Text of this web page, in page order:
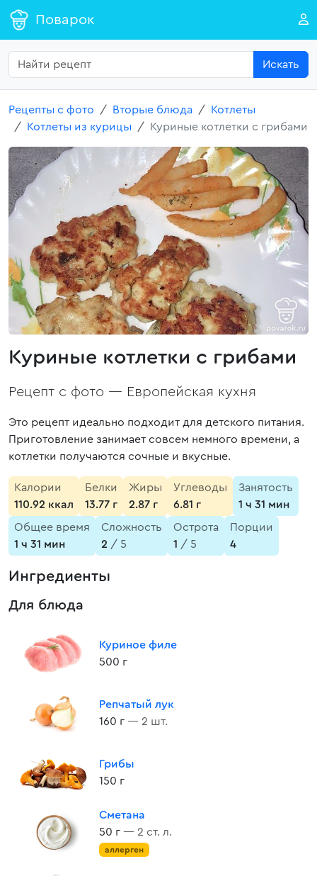
Поварок
Искать
Рецепты с фото Вторые блюда
Котлеты
Котлеты из курицы
Куриные котлетки с грибами
Куриные котлетки с грибами
Рецепт с фото — Европейская кухня
Это рецепт идеально подходит для детского питания.
Приготовление занимает совсем немного времени, а
котлетки получаются сочные и вкусные.
Калории
110.92 ккал
Белки
13.77 г
Жиры
2.87 г
Углеводы
6.81 г
Занятость
1 ч 31 мин
Общее время
1 ч 31 мин
Сложность
2 / 5
Острота
1 / 5
Порции
4
Ингредиенты
Для блюда
Куриное филе
500 г
Репчатый лук
160 г — 2 шт.
Грибы
150 г
Сметана
50 г — 2 ст. л.
аллерген